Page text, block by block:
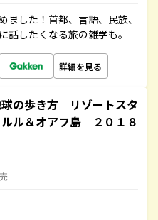
した！首都、言語、民族、
したくなる旅の雑学も。
詳細を見る
の歩き方 リゾートスタ
ル＆オアフ島 ２０１８